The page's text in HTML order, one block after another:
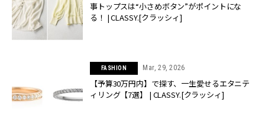
事トップスは“小さめボタン”がポイントにな
る！ | CLASSY.[クラッシィ]
FASHION Mar, 29, 2026
【予算30万円内】で探す、一生愛せるエタニテ
ィリング【7選】 | CLASSY.[クラッシィ]